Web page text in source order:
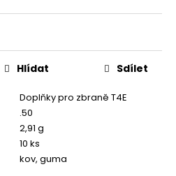
Doplňky pro zbraně T4E
.50
2,91 g
10 ks
kov, guma
Hlídat Sdílet